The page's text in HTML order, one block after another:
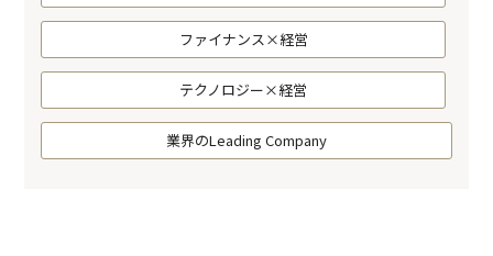
ファイナンス×経営
テクノロジー×経営
業界のLeading Company